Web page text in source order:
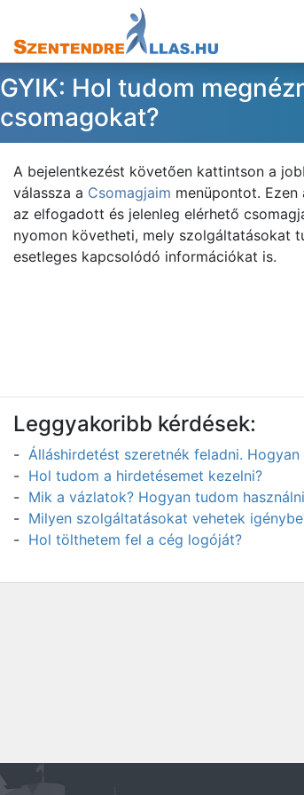
GYIK: Hol tudom
csomagokat?
A bejelentkezést követően kattintson a
válassza a Csomagjaim menüpontot.
az elfogadott és jelenleg elérhető
nyomon követheti, mely szolgáltatásokat
esetleges kapcsolódó információkat is.
Leggyakoribb kérdések:
Álláshirdetést szeretnék feladni. Hogyan
Hol tudom a hirdetésemet kezelni?
Mik a vázlatok? Hogyan tudom
Milyen szolgáltatásokat vehetek
Hol tölthetem fel a cég logóját?